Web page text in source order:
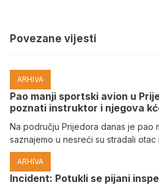
Povezane vijesti
ARHIVA
Pao manji sportski avion u
poznati instruktor i njegova
Na području Prijedora danas je pao
saznajemo u nesreći su stradali otac
ARHIVA
Incident: Potukli se pijani